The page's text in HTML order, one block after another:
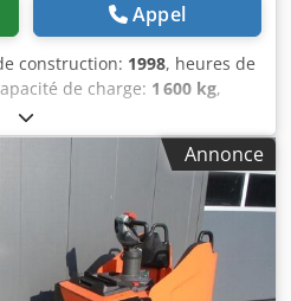
Appel
construction: 1998, heures de
de charge: 1 600 kg,
, type de carburant:
, poids à vide:850 kg,
à double poste électrique
: 1998 Capacité :
Hauteur de levée : 1 700 mm
d’un système de levage
irréguliers Fourni avec batterie
sur YouTube.
Annonce